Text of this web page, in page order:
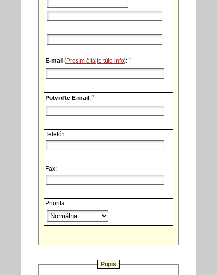
E-mail (Prosím čítajte túto info): *
Potvrďte E-mail: *
Telefón:
Fax:
Priorita:
Popis